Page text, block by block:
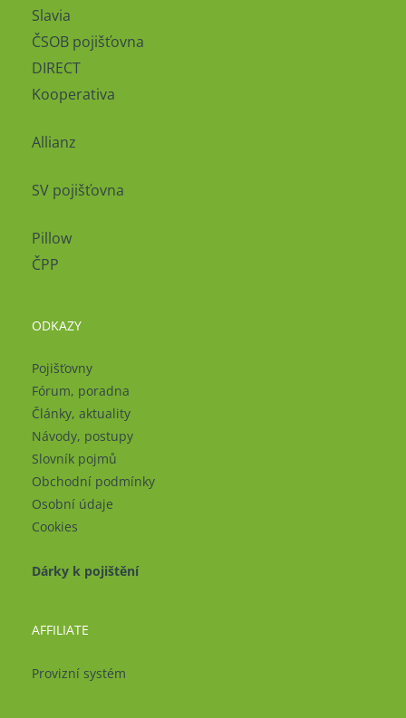
Slavia
ČSOB pojišťovna
DIRECT
Kooperativa
Allianz
SV pojišťovna
Pillow
ČPP
ODKAZY
Pojišťovny
Fórum, poradna
Články, aktuality
Návody, postupy
Slovník pojmů
Obchodní podmínky
Osobní údaje
Cookies
Dárky k pojištění
AFFILIATE
Provizní systém